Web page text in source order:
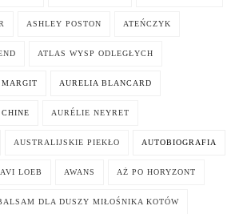
ASHLEY POSTON ATEŃCZYK
ATLAS WYSP ODLEGŁYCH
AURELIA BLANCARD
AURÉLIE NEYRET
AUSTRALIJSKIE PIEKŁO AUTOBIOGRAFIA
AVI LOEB AWANS AŻ PO HORYZONT
DLA DUSZY MIŁOŚNIKA KOTÓW